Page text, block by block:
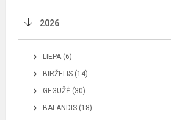
2026
LIEPA (6)
BIRŽELIS (14)
GEGUŽĖ (30)
BALANDIS (18)